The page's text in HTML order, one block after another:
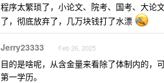
程序太繁琐了，小论文、院考、国考、大论
了，彻底放弃了，几万块钱打了水漂
Jerry23333 Feb 26, 2025
目的是啥呢，从含金量来看除了体制内的，
第一学历。